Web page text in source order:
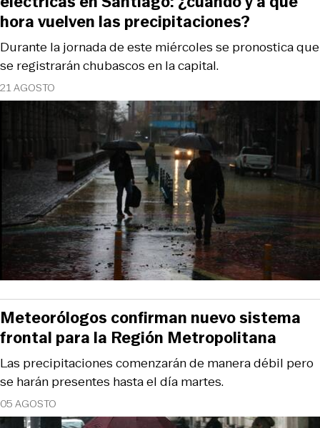
21 AGOSTO
Durante la jornada de este miércoles se pronostica que
se registrarán chubascos en la capital.
hora vuelven las precipitaciones?
05 AGOSTO
Las precipitaciones comenzarán de manera débil pero
se harán presentes hasta el día martes.
Meteorólogos confirman nuevo sistema
frontal para la Región Metropolitana